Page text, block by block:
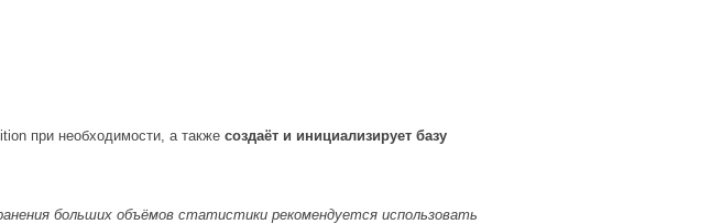
при необходимости, а также создаёт и инициализирует базу
больших объёмов статистики рекомендуется использовать